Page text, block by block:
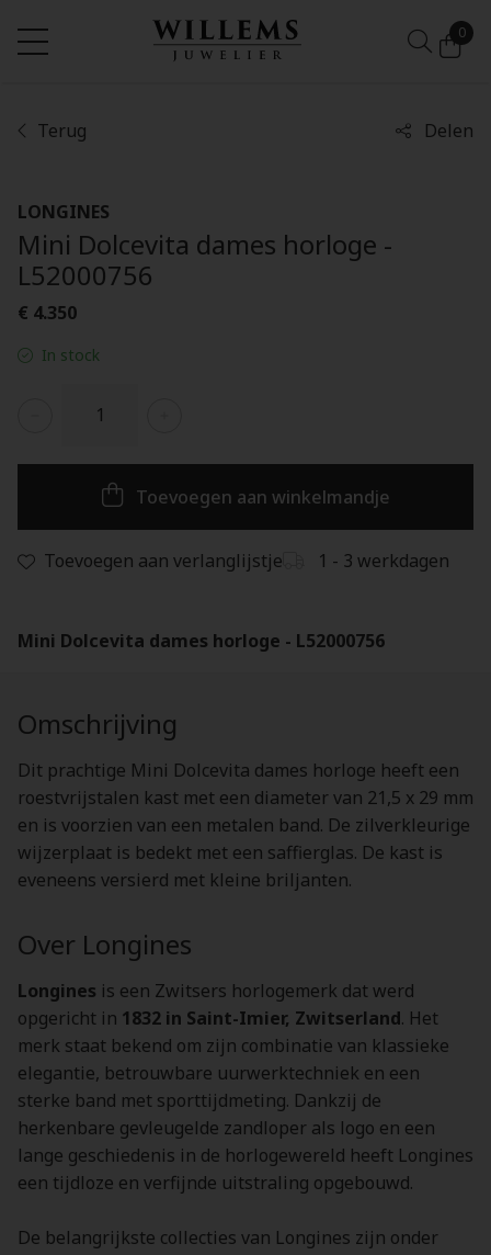
0
Terug Delen
LONGINES
Mini Dolcevita dames horloge -
L52000756
€ 4.350
In stock
Toevoegen aan winkelmandje
Toevoegen aan verlanglijstje 1 - 3 werkdagen
Mini Dolcevita dames horloge - L52000756
Omschrijving
Dit prachtige Mini Dolcevita dames horloge heeft een
roestvrijstalen kast met een diameter van 21,5 x 29 mm
en is voorzien van een metalen band. De zilverkleurige
wijzerplaat is bedekt met een saffierglas. De kast is
eveneens versierd met kleine briljanten.
Over Longines
Longines is een Zwitsers horlogemerk dat werd
opgericht in 1832 in Saint-Imier, Zwitserland. Het
merk staat bekend om zijn combinatie van klassieke
elegantie, betrouwbare uurwerktechniek en een
sterke band met sporttijdmeting. Dankzij de
herkenbare gevleugelde zandloper als logo en een
lange geschiedenis in de horlogewereld heeft Longines
een tijdloze en verfijnde uitstraling opgebouwd.
De belangrijkste collecties van Longines zijn onder